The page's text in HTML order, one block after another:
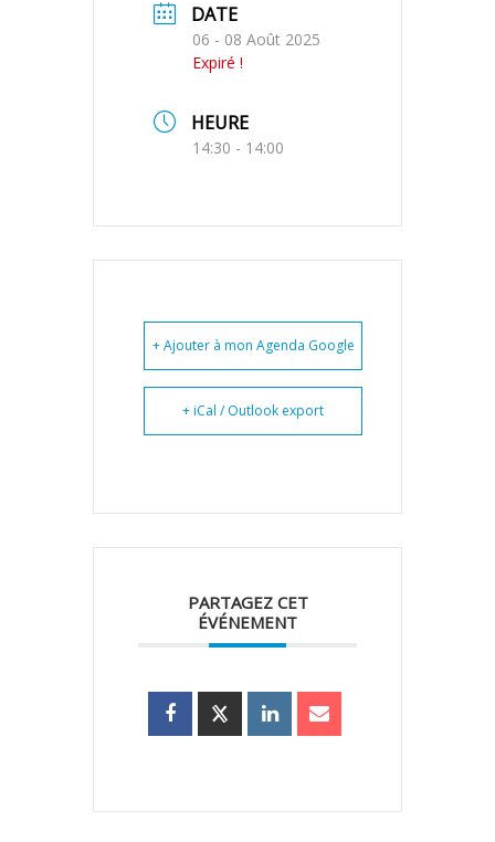
DATE
06 - 08 Août 2025
Expiré !
HEURE
14:30 - 14:00
+ Ajouter à mon Agenda Google
+ iCal / Outlook export
PARTAGEZ CET
ÉVÉNEMENT